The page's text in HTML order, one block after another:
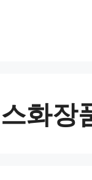
화장